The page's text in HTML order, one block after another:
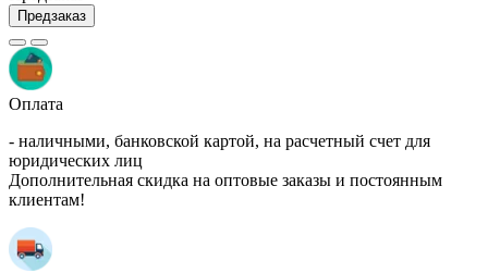
Предзаказ
Оплата
- наличными, банковской картой, на расчетный счет для
юридических лиц
Дополнительная скидка на оптовые заказы и постоянным
клиентам!